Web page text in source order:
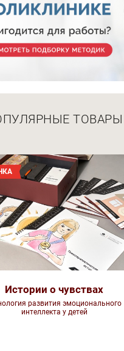
ТОВАРЫ
Истории о чувствах
развития эмоционального
интеллекта у детей